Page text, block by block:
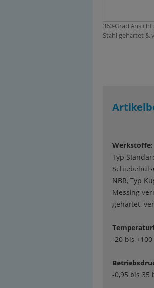
360-Grad
Stahl gehärtet &
Werkstoffe:
Typ
NBR, Typ
Messing
gehärtet,
-20 bis +100
-0,95 bis 35